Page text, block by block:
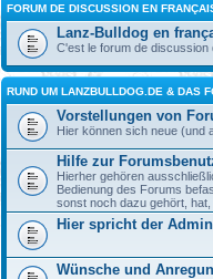
FORUM DE DISCUSSION EN
Lanz-Bulldog en
C'est le forum de
RUND UM LANZBULLDOG.DE & DAS
Vorstellungen von
Hier können sich neue (und
Hilfe zur
Hierher gehören
Bedienung des Forums
sonst noch dazu gehört,
Hier spricht der
Wünsche und